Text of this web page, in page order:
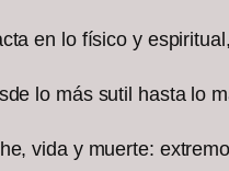
en lo físico y
lo más sutil hasta lo
vida y muerte: